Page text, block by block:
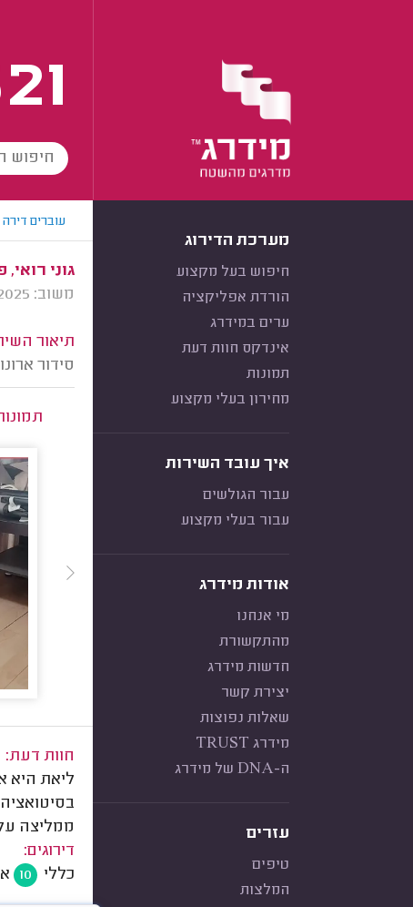
מערכת הדירוג
חיפוש בעל מקצוע
הורדת אפליקציה
ערים במידרג
אינדקס חוות דעת
תמונות
מחירון בעלי מקצוע
איך עובד השירות
עבור הגולשים
עבור בעלי מקצוע
אודות מידרג
מי אנחנו
מהתקשורת
חדשות מידרג
יצירת קשר
שאלות נפוצות
מידרג TRUST
ה-DNA של מידרג
עזרים
טיפים
המלצות
עוברים דירה
גוני
משוב: 09/11/2025
תיאור
סידור
חוות דעת:
ליאת היא
ממליצה
דירוגים:
כללי
10